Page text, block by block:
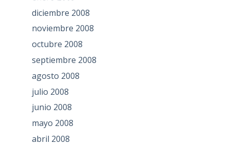
diciembre 2008
noviembre 2008
octubre 2008
septiembre 2008
agosto 2008
julio 2008
junio 2008
mayo 2008
abril 2008